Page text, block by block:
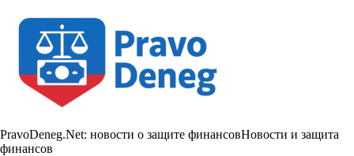
PravoDeneg.Net: новости о защите финансовНовости и защита
финансов